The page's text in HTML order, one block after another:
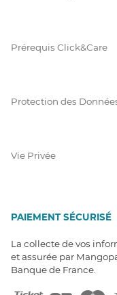
Prérequis Click&Care
Protection des
Vie Privée
PAIEMENT SÉCURISÉ
La collecte de vos
et assurée par
Banque de France.